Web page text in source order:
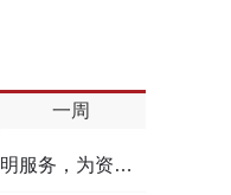
一周
周转筑牢多重保障